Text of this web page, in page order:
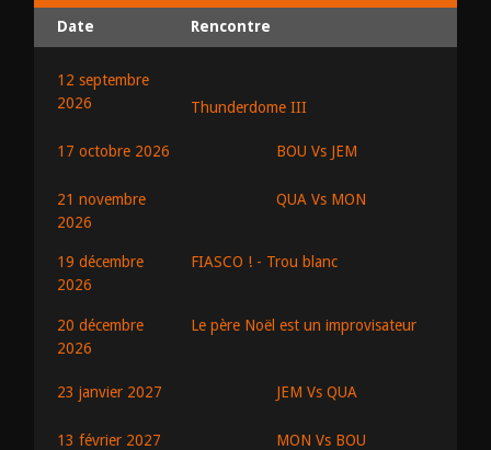
Date Rencontre
12 septembre
2026
Thunderdome III
17 octobre 2026 BOU Vs JEM
21 novembre
2026
QUA Vs MON
19 décembre
2026
FIASCO ! - Trou blanc
20 décembre
2026
Le père Noël est un improvisateur
23 janvier 2027 JEM Vs QUA
13 février 2027 MON Vs BOU